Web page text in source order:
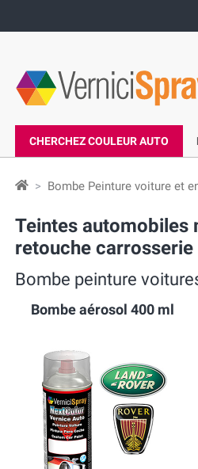
CHERCHEZ COULEUR AUTO
Bombe Peinture voiture et
Teintes automobiles
retouche
Bombe peinture
Bombe aérosol 400 ml